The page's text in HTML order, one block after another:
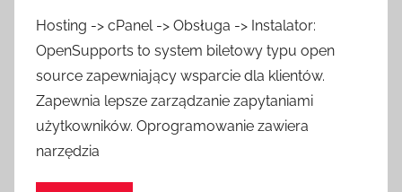
Hosting -> cPanel -> Obsługa -> Instalator:
OpenSupports to system biletowy typu open
source zapewniający wsparcie dla klientów.
Zapewnia lepsze zarządzanie zapytaniami
użytkowników. Oprogramowanie zawiera
narzędzia